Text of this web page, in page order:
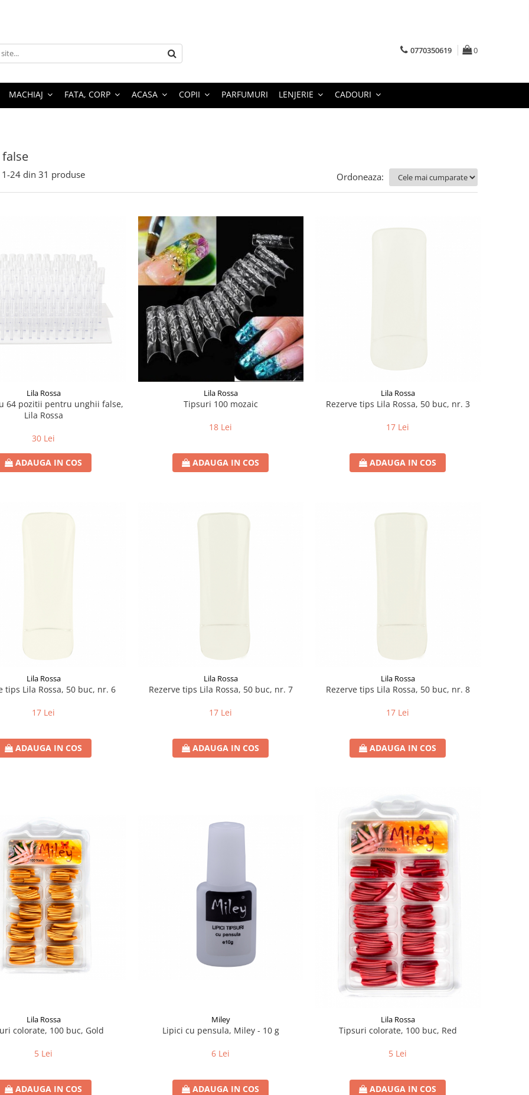
0770350619 0
MACHIAJ FATA, CORP ACASA COPII PARFUMURI LENJERIE CADOURI
1-24 din 31 produse Ordoneaza:
Lila Rossa
64 pozitii pentru unghii false,
Lila Rossa
30 Lei
ADAUGA IN COS
Lila Rossa
Tipsuri 100 mozaic
18 Lei
ADAUGA IN COS
Lila Rossa
Rezerve tips Lila Rossa, 50 buc, nr. 3
17 Lei
ADAUGA IN COS
Lila Rossa
tips Lila Rossa, 50 buc, nr. 6
17 Lei
ADAUGA IN COS
Lila Rossa
Rezerve tips Lila Rossa, 50 buc, nr. 7
17 Lei
ADAUGA IN COS
Lila Rossa
Rezerve tips Lila Rossa, 50 buc, nr. 8
17 Lei
ADAUGA IN COS
Lila Rossa
colorate, 100 buc, Gold
5 Lei
ADAUGA IN COS
Miley
Lipici cu pensula, Miley - 10 g
6 Lei
ADAUGA IN COS
Lila Rossa
Tipsuri colorate, 100 buc, Red
5 Lei
ADAUGA IN COS